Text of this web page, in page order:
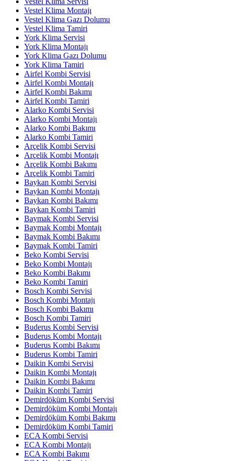
Vestel Klima Montajı
Vestel Klima Gazı Dolumu
Vestel Klima Tamiri
York Klima Servisi
York Klima Montajı
York Klima Gazı Dolumu
York Klima Tamiri
Airfel Kombi Servisi
Airfel Kombi Montajı
Airfel Kombi Bakımı
Airfel Kombi Tamiri
Alarko Kombi Servisi
Alarko Kombi Montajı
Alarko Kombi Bakımı
Alarko Kombi Tamiri
Arçelik Kombi Servisi
Arçelik Kombi Montajı
Arçelik Kombi Bakımı
Arçelik Kombi Tamiri
Baykan Kombi Servisi
Baykan Kombi Montajı
Baykan Kombi Bakımı
Baykan Kombi Tamiri
Baymak Kombi Servisi
Baymak Kombi Montajı
Baymak Kombi Bakımı
Baymak Kombi Tamiri
Beko Kombi Servisi
Beko Kombi Montajı
Beko Kombi Bakımı
Beko Kombi Tamiri
Bosch Kombi Servisi
Bosch Kombi Montajı
Bosch Kombi Bakımı
Bosch Kombi Tamiri
Buderus Kombi Servisi
Buderus Kombi Montajı
Buderus Kombi Bakımı
Buderus Kombi Tamiri
Daikin Kombi Servisi
Daikin Kombi Montajı
Daikin Kombi Bakımı
Daikin Kombi Tamiri
Demirdöküm Kombi Servisi
Demirdöküm Kombi Montajı
Demirdöküm Kombi Bakımı
Demirdöküm Kombi Tamiri
ECA Kombi Servisi
ECA Kombi Montajı
ECA Kombi Bakımı